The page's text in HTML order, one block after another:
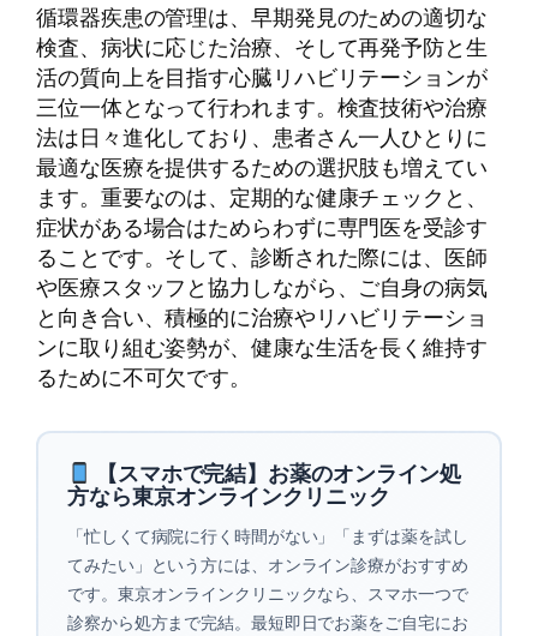
循環器疾患の管理は、早期発見のための適切な
検査、病状に応じた治療、そして再発予防と生
活の質向上を目指す心臓リハビリテーションが
三位一体となって行われます。検査技術や治療
法は日々進化しており、患者さん一人ひとりに
最適な医療を提供するための選択肢も増えてい
ます。重要なのは、定期的な健康チェックと、
症状がある場合はためらわずに専門医を受診す
ることです。そして、診断された際には、医師
や医療スタッフと協力しながら、ご自身の病気
と向き合い、積極的に治療やリハビリテーショ
ンに取り組む姿勢が、健康な生活を長く維持す
るために不可欠です。
【スマホで完結】お薬のオンライン処
方なら東京オンラインクリニック
「忙しくて病院に行く時間がない」「まずは薬を試し
てみたい」という方には、オンライン診療がおすすめ
です。東京オンラインクリニックなら、スマホ一つで
診察から処方まで完結。最短即日でお薬をご自宅にお